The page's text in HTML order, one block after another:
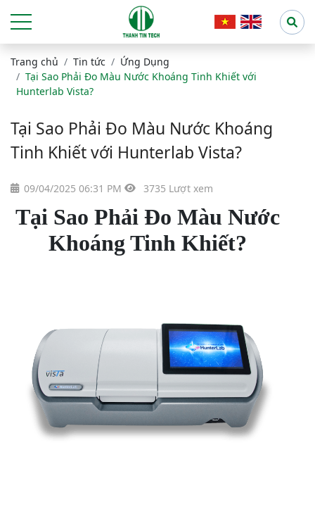
Trang chủ Tin tức
Ứng Dụng
Tại Sao Phải Đo Màu Nước Khoáng Tinh Khiết với
Hunterlab Vista?
Tại Sao Phải Đo Màu Nước Khoáng
Tinh Khiết với Hunterlab Vista?
09/04/2025 06:31 PM 3735 Lượt xem
Tại Sao Phải Đo Màu Nước
Khoáng Tinh Khiết?